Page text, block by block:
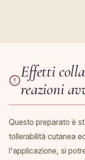
Effetti
reazioni
Questo preparato è
tollerabilità cutanea
l'applicazione, si